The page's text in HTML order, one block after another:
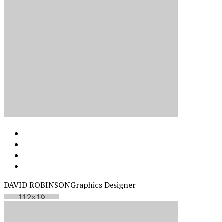
DAVID ROBINSONGraphics Designer